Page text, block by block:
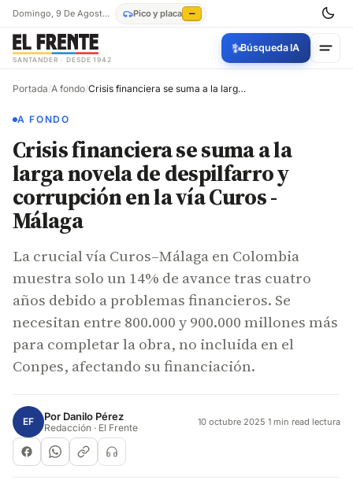
Domingo, 9 De Agosto De 2026 Pico y placa —
SANTANDER · DESDE 1942
✨Búsqueda IA
Portada/A fondo/ Crisis financiera se suma a la larga novela de despilfarro y corrupción en la vía Curos - Málaga
A FONDO
Crisis financiera se suma a la
larga novela de despilfarro y
corrupción en la vía Curos -
Málaga
La crucial vía Curos–Málaga en Colombia
muestra solo un 14% de avance tras cuatro
años debido a problemas financieros. Se
necesitan entre 800.000 y 900.000 millones más
para completar la obra, no incluida en el
Conpes, afectando su financiación.
EF Por Danilo Pérez
Redacción · El Frente 10 octubre 2025·1 min read lectura